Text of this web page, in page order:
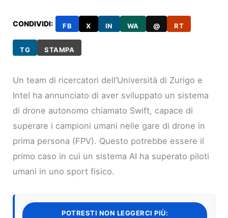
CONDIVIDI: FB X IN WA @ RT
TG STAMPA
Un team di ricercatori dell’Università di Zurigo e
Intel ha annunciato di aver sviluppato un sistema
di drone autonomo chiamato Swift, capace di
superare i campioni umani nelle gare di drone in
prima persona (FPV). Questo potrebbe essere il
primo caso in cui un sistema AI ha superato piloti
umani in uno sport fisico.
POTRESTI NON LEGGERCI PIÙ: